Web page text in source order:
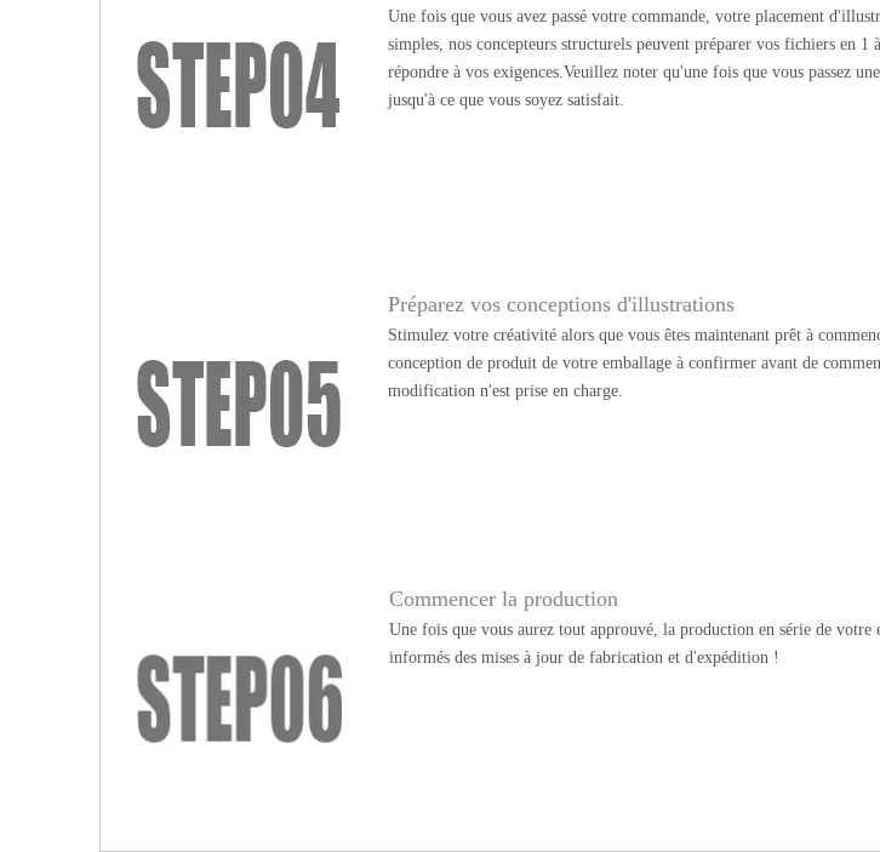
Une fois que vous avez passé votre commande, votre placement
simples, nos concepteurs structurels peuvent préparer vos fichiers en
répondre à vos exigences.Veuillez noter qu'une fois que vous passez
jusqu'à ce que vous soyez satisfait.
Préparez vos conceptions d'illustrations
Stimulez votre créativité alors que vous êtes maintenant prêt à
conception de produit de votre emballage à confirmer avant de
modification n'est prise en charge.
Commencer la production
Une fois que vous aurez tout approuvé, la production en série de
informés des mises à jour de fabrication et d'expédition !